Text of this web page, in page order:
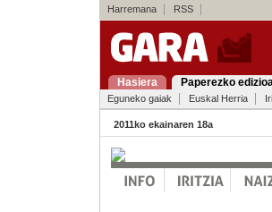
Harremana RSS
Hasiera Paperezko
Eguneko gaiak Euskal Herria
2011ko ekainaren 18a